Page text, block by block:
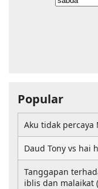
Popular
Aku tidak percaya
Daud Tony vs hai
Tanggapan
iblis dan malaikat